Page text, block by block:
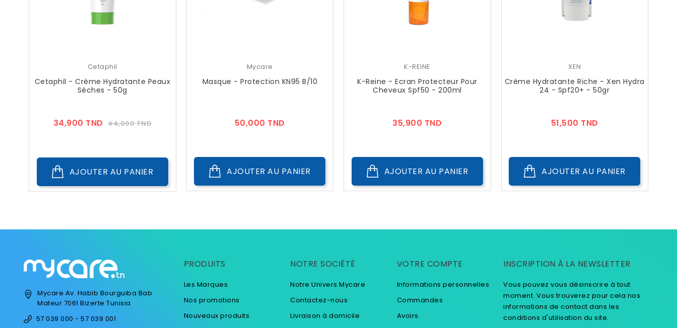
Cetaphil
Cetaphil - Crème Hydratante Peaux
Sèches - 50g
34,900 TND Prix
44,000 TNDPrix
AJOUTER AU PANIER
Mycare
Masque - Protection KN95 B/10
50,000 TND
AJOUTER AU PANIER
K-REINE
K-Reine - Ecran Protecteur Pour
Cheveux Spf50 - 200ml
35,900 TND
AJOUTER AU PANIER
XEN
Crème Hydratante Riche - Xen Hydra
24 - Spf20+ - 50gr
51,500 TND
AJOUTER AU PANIER
Mycare Av. Habib Bourguiba Bab
Mateur 7061 Bizerte Tunisia
57 039 000 - 57 039 001
PRODUITS
Les Marques
Nos promotions
Nouveaux produits
NOTRE SOCIÉTÉ
Notre Univers Mycare
Contactez-nous
Livraison à domicile
VOTRE COMPTE
Informations personnelles
Commandes
Avoirs
INSCRIPTION À LA NEWSLETTER
Vous pouvez vous désinscrire à tout
moment. Vous trouverez pour cela nos
informations de contact dans les
conditions d'utilisation du site.